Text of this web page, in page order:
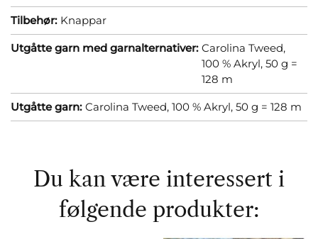
Tilbehør: Knappar
Utgåtte garn med garnalternativer: Carolina Tweed,
100 % Akryl, 50 g =
128 m
Utgåtte garn: Carolina Tweed, 100 % Akryl, 50 g = 128 m
Du kan være interessert i
følgende produkter: